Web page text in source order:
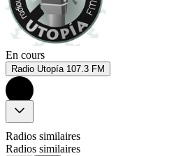
En cours
Radio Utopía 107.3 FM
Radios similaires
Radios similaires